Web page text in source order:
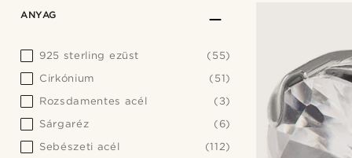
ANYAG
925 sterling ezüst
(55)
Cirkónium
(51)
Rozsdamentes acél
(3)
Sárgaréz
(6)
Sebészeti acél
(112)